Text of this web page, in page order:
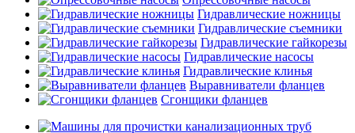
Гидравлические ножницы
Гидравлические съемники
Гидравлические гайкорезы
Гидравлические насосы
Гидравлические клинья
Выравниватели фланцев
Сгонщики фланцев